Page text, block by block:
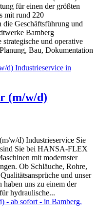
für einen der größten
mit rund 220
Geschäftsführung und
Bamberg
und operative
Bau, Dokumentation
(m/w/d)
w/d) Industrieservice Sie
Sie bei HANSA-FLEX
mit modernster
Ob Schläuche, Rohre,
und unser
uns zu einem der
hydraulische...